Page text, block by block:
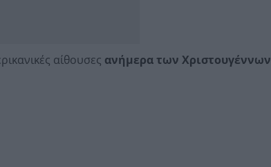
αίθουσες ανήμερα των Χριστουγέννων